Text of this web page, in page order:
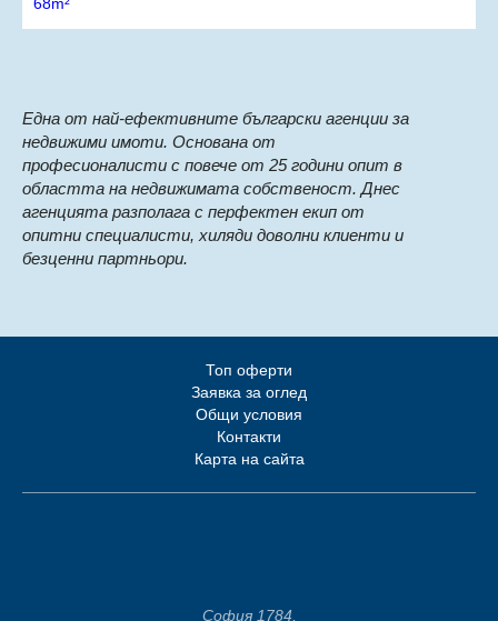
Eдна от най-ефективните български агенции за
недвижими имоти. Основана от
професионалисти с повече от 25 години опит в
областта на недвижимата собственост. Днес
агенцията разполага с перфектен екип от
опитни специалисти, хиляди доволни клиенти и
безценни партньори.
Топ оферти
Заявка за оглед
Общи условия
Контакти
Карта на сайта
София 1784,